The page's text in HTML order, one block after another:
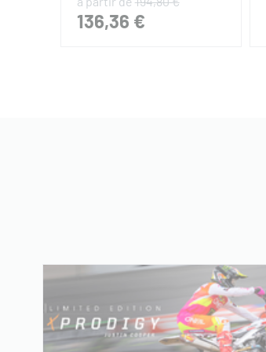
136,36 €